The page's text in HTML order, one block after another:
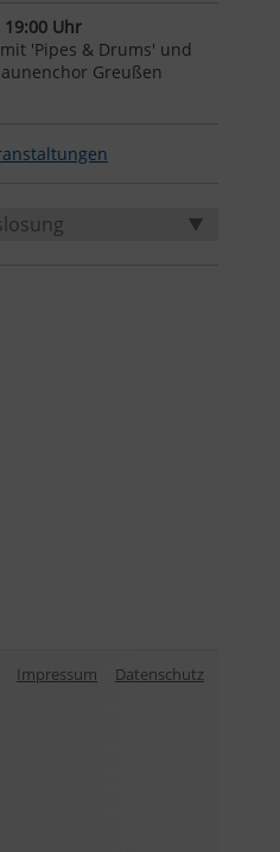
19:00 Uhr
'Pipes & Drums' und
Greußen
Impressum Datenschutz